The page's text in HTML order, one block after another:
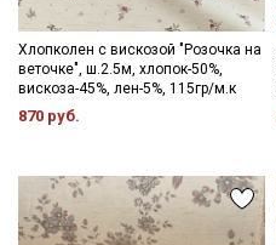
Хлопколен с вискозой "Розочка на
веточке", ш.2.5м, хлопок-50%,
вискоза-45%, лен-5%, 115гр/м.к
870 руб.